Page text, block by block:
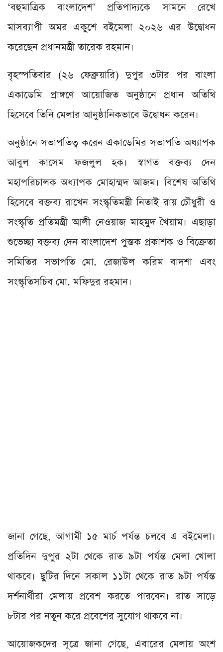
‘বহুমাত্রিক বাংলাদেশ’ প্রতিপাদ্যকে সামনে রেখে
মাসব্যাপী অমর একুশে বইমেলা ২০২৬ এর উদ্বোধন
করেছেন প্রধানমন্ত্রী তারেক রহমান।
বৃহস্পতিবার (২৬ ফেব্রুয়ারি) দুপুর ৩টার পর বাংলা
একাডেমি প্রাঙ্গণে আয়োজিত অনুষ্ঠানে প্রধান অতিথি
হিসেবে তিনি মেলার আনুষ্ঠানিকভাবে উদ্বোধন করেন।
অনুষ্ঠানে সভাপতিত্ব করেন একাডেমির সভাপতি অধ্যাপক
আবুল কাসেম ফজলুল হক। স্বাগত বক্তব্য দেন
মহাপরিচালক অধ্যাপক মোহাম্মদ আজম। বিশেষ অতিথি
হিসেবে বক্তব্য রাখেন সংস্কৃতিমন্ত্রী নিতাই রায় চৌধুরী ও
সংস্কৃতি প্রতিমন্ত্রী আলী নেওয়াজ মাহমুদ খৈয়াম। এছাড়া
শুভেচ্ছা বক্তব্য দেন বাংলাদেশ পুস্তক প্রকাশক ও বিক্রেতা
সমিতির সভাপতি মো. রেজাউল করিম বাদশা এবং
সংস্কৃতিসচিব মো. মফিদুর রহমান।
জানা গেছে, আগামী ১৫ মার্চ পর্যন্ত চলবে এ বইমেলা।
প্রতিদিন দুপুর ২টা থেকে রাত ৯টা পর্যন্ত মেলা খোলা
থাকবে। ছুটির দিনে সকাল ১১টা থেকে রাত ৯টা পর্যন্ত
দর্শনার্থীরা মেলায় প্রবেশ করতে পারবেন। রাত সাড়ে
৮টার পর নতুন করে প্রবেশের সুযোগ থাকবে না।
আয়োজকদের সূত্রে জানা গেছে, এবারের মেলায় অংশ